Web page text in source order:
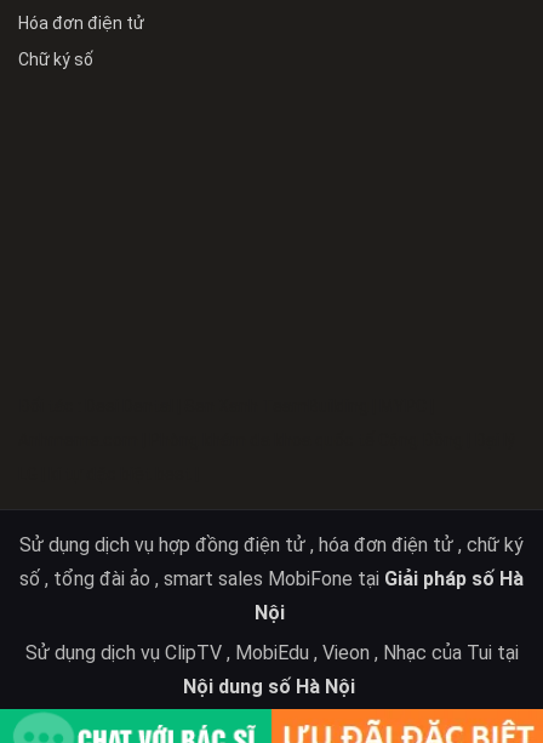
Hóa đơn điện tử
Chữ ký số
Sử dụng dịch vụ hợp đồng điện tử , hóa đơn điện tử , chữ ký
số , tổng đài ảo , smart sales MobiFone tại Giải pháp số Hà
Nội
Sử dụng dịch vụ ClipTV , MobiEdu , Vieon , Nhạc của Tui tại
Nội dung số Hà Nội
Sử dụng dịch vụ Cloud tạiCloud Mobifone